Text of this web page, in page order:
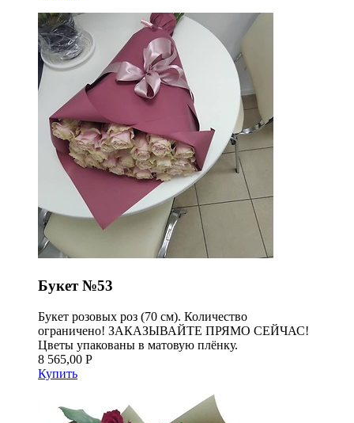
Букет №53
Букет розовых роз (70 см). Количество
ограничено! ЗАКАЗЫВАЙТЕ ПРЯМО СЕЙЧАС!
Цветы упакованы в матовую плёнку.
8 565,00 Р
Купить